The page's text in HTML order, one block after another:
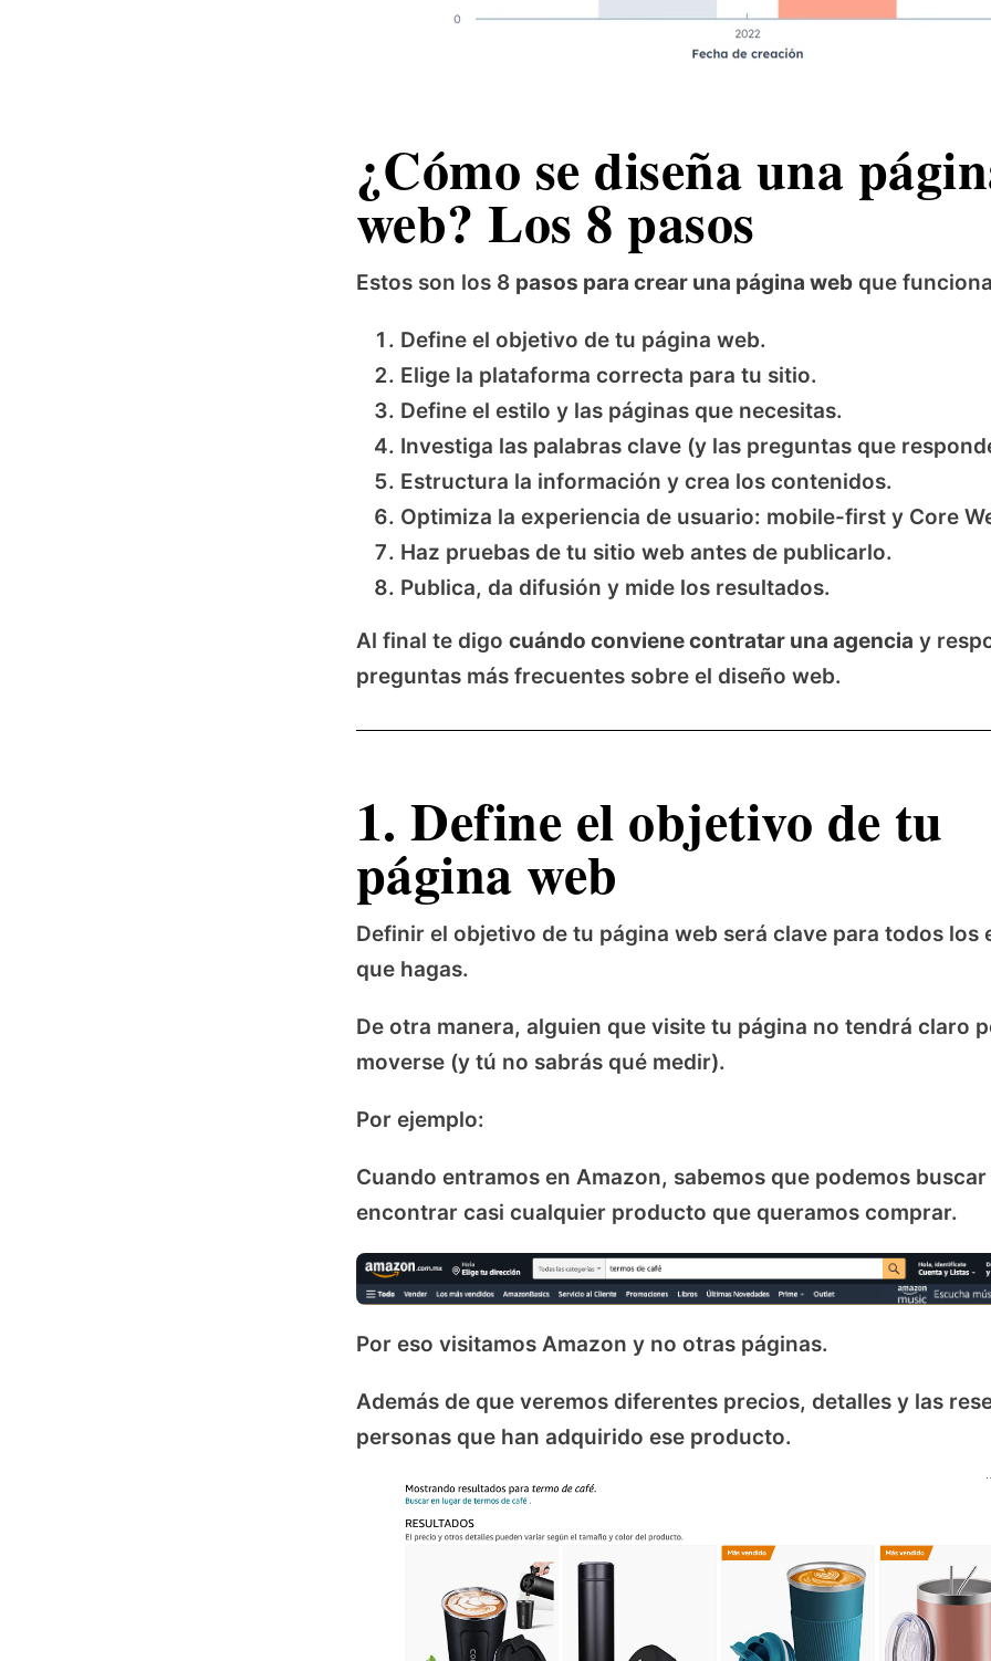
¿Cómo se diseña una
web? Los 8 pasos
Estos son los 8 pasos para crear una página web que
Define el objetivo de tu página web.
Elige la plataforma correcta para tu sitio.
Define el estilo y las páginas que necesitas.
Investiga las palabras clave (y las preguntas que
Estructura la información y crea los contenidos.
Optimiza la experiencia de usuario: mobile-first y Core
Haz pruebas de tu sitio web antes de publicarlo.
Publica, da difusión y mide los resultados.
Al final te digo cuándo conviene contratar una agencia y
preguntas más frecuentes sobre el diseño web.
1. Define el objetivo de tu
página web
Definir el objetivo de tu página web será clave para todos los
que hagas.
De otra manera, alguien que visite tu página no tendrá claro
moverse (y tú no sabrás qué medir).
Por ejemplo:
Cuando entramos en Amazon, sabemos que podemos buscar
encontrar casi cualquier producto que queramos comprar.
Por eso visitamos Amazon y no otras páginas.
Además de que veremos diferentes precios, detalles y las
personas que han adquirido ese producto.